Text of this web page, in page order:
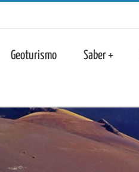
Geoturismo Saber +